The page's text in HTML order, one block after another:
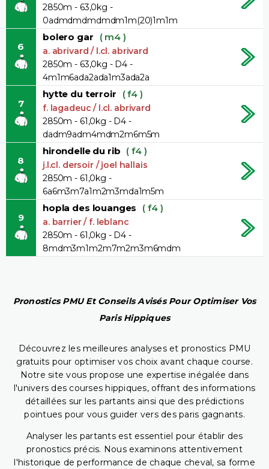
2850m - 63,0kg -
0admdmdmdmdm1m(20)1m1m
6
bolero gar ( m4 )
a. abrivard / l.cl. abrivard
2850m - 63,0kg - D4 -
4m1m6ada2ada1m3ada2a
7
hytte du terroir ( f4 )
f. lagadeuc / l.cl. abrivard
2850m - 61,0kg - D4 -
dadm9adm4mdm2m6m5m
8
hirondelle du rib ( f4 )
j.l.cl. dersoir / joel hallais
2850m - 61,0kg -
6a6m3m7a1m2m3mda1m5m
9
hopla des louanges ( f4 )
a. barrier / f. leblanc
2850m - 61,0kg - D4 -
8mdm3m1m2m7m2m3m6mdm
Pronostics PMU Et Conseils Avisés Pour Optimiser Vos
Paris Hippiques
Découvrez les meilleures analyses et pronostics PMU
gratuits pour optimiser vos choix avant chaque course.
Notre site vous propose une expertise inégalée dans
l'univers des courses hippiques, offrant des informations
détaillées sur les partants ainsi que des prédictions
pointues pour vous guider vers des paris gagnants.
Analyser les partants est essentiel pour établir des
pronostics précis. Nous examinons attentivement
l'historique de performance de chaque cheval, sa forme